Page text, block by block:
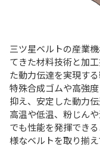
三ツ星ベルトの産業
てきた材料技術と加
た動力伝達を実現する
特殊合成ゴムや高強
抑え、安定した動力
高温や低温、粉じん
でも性能を発揮でき
様なベルトを取り揃え